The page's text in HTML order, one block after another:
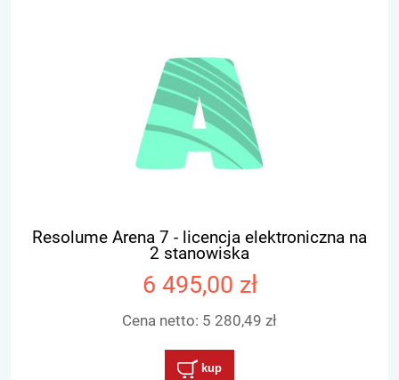
Resolume Arena 7 - licencja elektroniczna na
2 stanowiska
6 495,00 zł
Cena netto: 5 280,49 zł
kup